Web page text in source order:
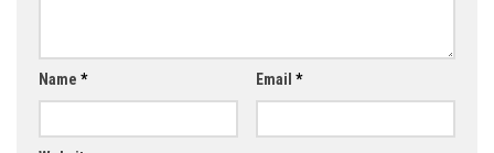
Name * Email *